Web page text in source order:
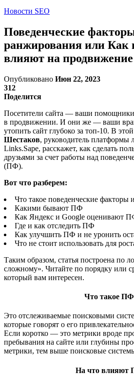
Новости SEO
Поведенческие
ранжирования или Как
влияют на продвижение
Опубликовано Июн 22, 2023
312
Поделится
Посетители сайта — ваши
в продвижении. И они же — ваши
утопить сайт глубоко за топ-10. В этой
Шестаков, руководитель платформы
Links.Sape, расскажет, как сделать
друзьями за счет работы над
(ПФ).
Вот что разберем:
Что такое поведенческие факторы
Какими бывают ПФ
Как Яндекс и Google оценивают
Где и как отследить ПФ
Как улучшить ПФ и не уронить
Что не стоит использовать для
Таким образом, статья построена по
сложному». Читайте по порядку или
который вам интересен.
Что такое ПФ
Это отслеживаемые поисковыми
которые говорят о его
Если коротко — это метрики вроде
пребывания на сайте или глубины
метрики, тем выше поисковые
На что влияют